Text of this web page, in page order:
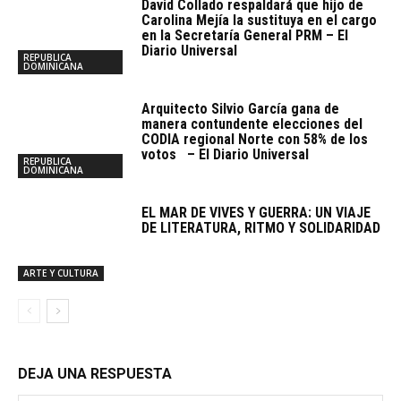
REPUBLICA
DOMINICANA
David Collado respaldará que hijo de
Carolina Mejía la sustituya en el cargo
en la Secretaría General PRM – El
Diario Universal
REPUBLICA
DOMINICANA
Arquitecto SiIvio García gana de
manera contundente elecciones del
CODIA regional Norte con 58% de los
votos – El Diario Universal
ARTE Y CULTURA
EL MAR DE VIVES Y GUERRA: UN VIAJE
DE LITERATURA, RITMO Y SOLIDARIDAD
DEJA UNA RESPUESTA